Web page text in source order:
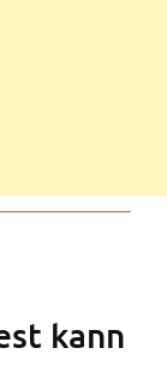
kann